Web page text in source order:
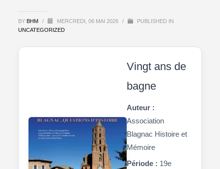
BY BHM / MERCREDI, 06 MAI 2026 /
PUBLISHED IN
UNCATEGORIZED
Vingt ans de
bagne
Auteur :
Association
Blagnac Histoire et
Mémoire
Période : 19e